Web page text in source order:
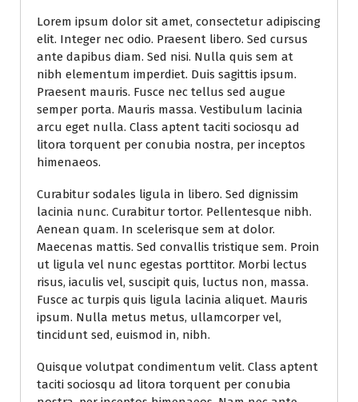
Lorem ipsum dolor sit amet, consectetur adipiscing
elit. Integer nec odio. Praesent libero. Sed cursus
ante dapibus diam. Sed nisi. Nulla quis sem at
nibh elementum imperdiet. Duis sagittis ipsum.
Praesent mauris. Fusce nec tellus sed augue
semper porta. Mauris massa. Vestibulum lacinia
arcu eget nulla. Class aptent taciti sociosqu ad
litora torquent per conubia nostra, per inceptos
himenaeos.
Curabitur sodales ligula in libero. Sed dignissim
lacinia nunc. Curabitur tortor. Pellentesque nibh.
Aenean quam. In scelerisque sem at dolor.
Maecenas mattis. Sed convallis tristique sem. Proin
ut ligula vel nunc egestas porttitor. Morbi lectus
risus, iaculis vel, suscipit quis, luctus non, massa.
Fusce ac turpis quis ligula lacinia aliquet. Mauris
ipsum. Nulla metus metus, ullamcorper vel,
tincidunt sed, euismod in, nibh.
Quisque volutpat condimentum velit. Class aptent
taciti sociosqu ad litora torquent per conubia